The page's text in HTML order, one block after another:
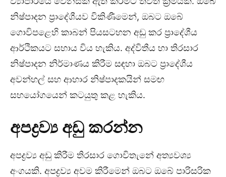
නිෂ්පාදන ප්‍රාදේශීයව විකිණීමෙන්, ඔබට ඔබේ
ගොවිපළෙහි කාබන් පියසටහන අඩු කර ප්‍රාදේශීය
ආර්ථිකයට සහාය විය හැකිය. අද්විතීය හා තිරසාර
නිෂ්පාදන නිර්මාණය කිරීම සඳහා ඔබට ප්‍රාදේශීය
අවන්හල් සහ ආහාර නිෂ්පාදකයින් සමඟ
සහයෝගයෙන් කටයුතු කළ හැකිය.
අපද්‍රව්‍ය අඩු කරන්න
අපද්‍රව්‍ය අඩු කිරීම තිරසාර ගොවිතැනේ අත්‍යවශ්‍ය
අංගයකි. අපද්‍රව්‍ය අවම කිරීමෙන් ඔබට ඔබේ පාරිසරික